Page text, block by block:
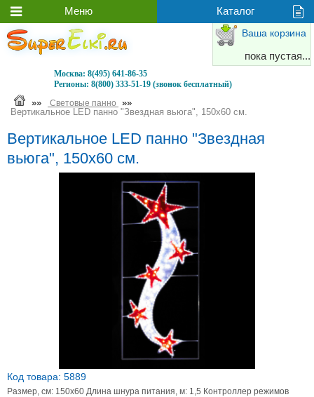
Москва: 8(495) 641-86-35
Регионы: 8(800) 333-51-19 (звонок бесплатный)
Ваша корзина
пока пустая...
»» Световые панно
»»
Вертикальное LED панно "Звездная вьюга", 150х60 см.
Вертикальное LED панно "Звездная
вьюга", 150х60 см.
Код товара: 5889
Размер, см: 150х60 Длина шнура питания, м: 1,5 Контроллер режимов